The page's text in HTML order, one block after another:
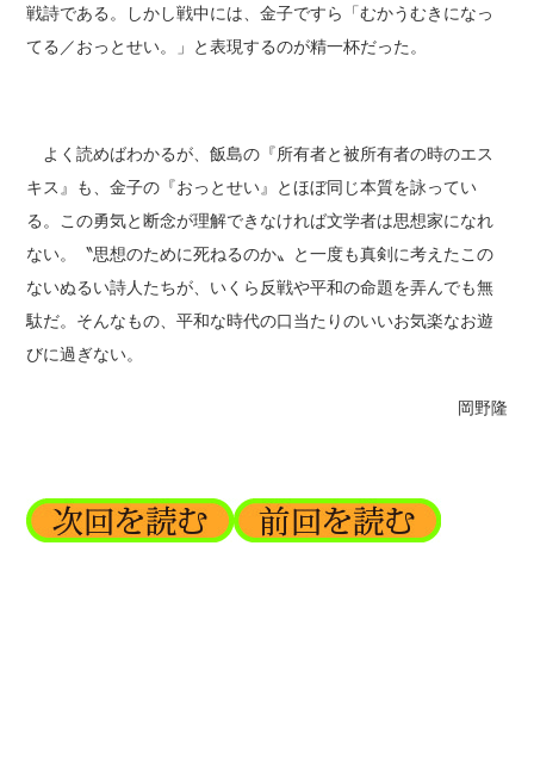
戦詩である。しかし戦中には、金子ですら「むかうむきになっ
てる／おっとせい。」と表現するのが精一杯だった。
よく読めばわかるが、飯島の『所有者と被所有者の時のエス
キス』も、金子の『おっとせい』とほぼ同じ本質を詠ってい
る。この勇気と断念が理解できなければ文学者は思想家になれ
ない。〝思想のために死ねるのか〟と一度も真剣に考えたこの
ないぬるい詩人たちが、いくら反戦や平和の命題を弄んでも無
駄だ。そんなもの、平和な時代の口当たりのいいお気楽なお遊
びに過ぎない。
岡野隆